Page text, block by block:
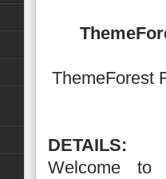
ThemeForest
DETAILS:
Welcome to